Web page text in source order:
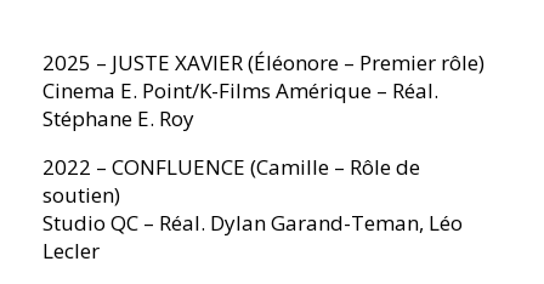
2025 – JUSTE XAVIER (Éléonore – Premier rôle)
Cinema E. Point/K-Films Amérique – Réal.
Stéphane E. Roy
2022 – CONFLUENCE (Camille – Rôle de
soutien)
Studio QC – Réal. Dylan Garand-Teman, Léo
Lecler